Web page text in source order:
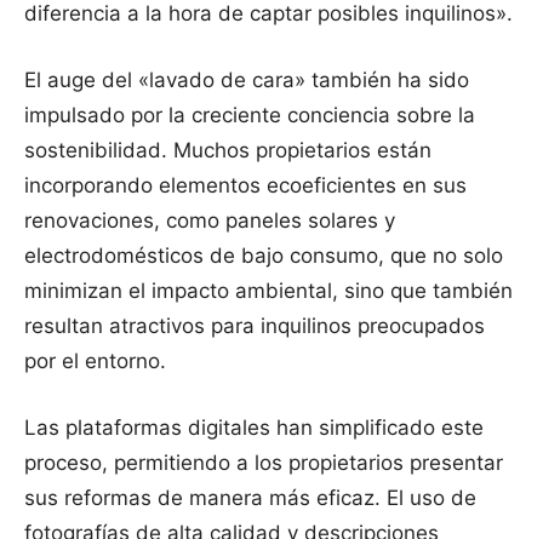
diferencia a la hora de captar posibles inquilinos».
El auge del «lavado de cara» también ha sido
impulsado por la creciente conciencia sobre la
sostenibilidad. Muchos propietarios están
incorporando elementos ecoeficientes en sus
renovaciones, como paneles solares y
electrodomésticos de bajo consumo, que no solo
minimizan el impacto ambiental, sino que también
resultan atractivos para inquilinos preocupados
por el entorno.
Las plataformas digitales han simplificado este
proceso, permitiendo a los propietarios presentar
sus reformas de manera más eficaz. El uso de
fotografías de alta calidad y descripciones